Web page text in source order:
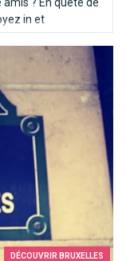
in et
a
la capitale.
DÉCOUVRIR BRUXELLES